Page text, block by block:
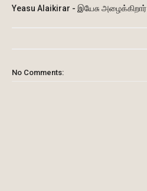
Yeasu Alaikirar - இயேசு அழைக்கிறார்
No Comments: